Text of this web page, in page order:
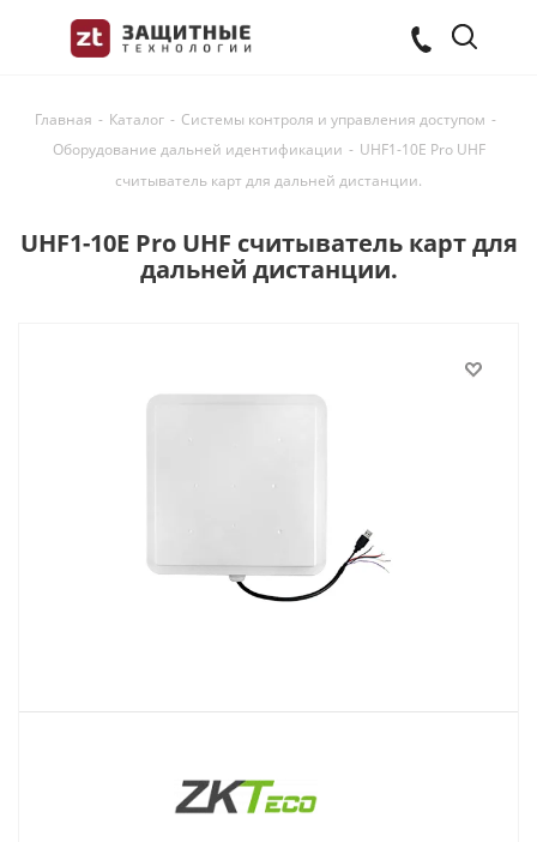
Главная - Каталог - Системы контроля и управления доступом -
Оборудование дальней идентификации - UHF1-10E Pro UHF
считыватель карт для дальней дистанции.
UHF1-10E Pro UHF считыватель карт для
дальней дистанции.